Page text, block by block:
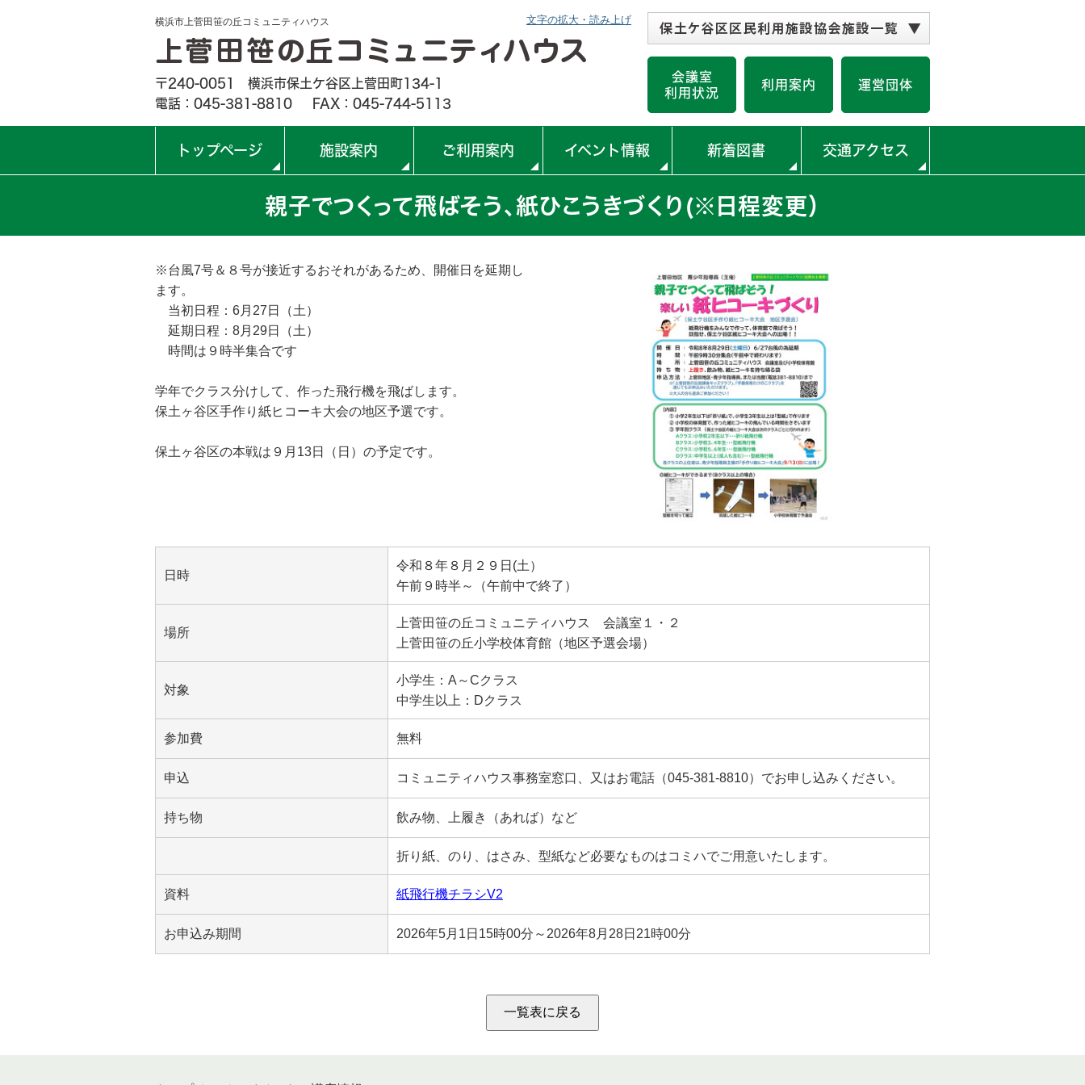
横浜市上菅田笹の丘コミュニティハウス 文字の拡大・読み上げ
〒240-0051 横浜市保土ケ谷区上菅田町134-1
電話：045-381-8810
FAX：045-744-5113
＜閉館＞
会議室
利用状況
利用案内 運営団体
トップページ 施設案内 ご利用案内 イベント情報 新着図書 交通アクセス
親子でつくって飛ばそう、紙ひこうきづくり(※日程変更）
※台風7号＆８号が接近するおそれがあるため、開催日を延期し
ます。
当初日程：6月27日（土）
延期日程：8月29日（土）
時間は９時半集合です
学年でクラス分けして、作った飛行機を飛ばします。
保土ヶ谷区手作り紙ヒコーキ大会の地区予選です。
保土ヶ谷区の本戦は９月13日（日）の予定です。
日時
令和８年８月２９日(土）
午前９時半～（午前中で終了）
場所
上菅田笹の丘コミュニティハウス 会議室１・２
上菅田笹の丘小学校体育館（地区予選会場）
対象
小学生：A～Cクラス
中学生以上：Dクラス
参加費 無料
申込 コミュニティハウス事務室窓口、又はお電話（045-381-8810）でお申し込みください。
持ち物 飲み物、上履き（あれば）など
折り紙、のり、はさみ、型紙など必要なものはコミハでご用意いたします。
資料 紙飛行機チラシV2
お申込み期間 2026年5月1日15時00分～2026年8月28日21時00分